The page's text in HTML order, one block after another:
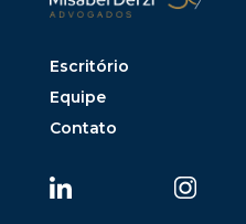
Escritório
Equipe
Contato